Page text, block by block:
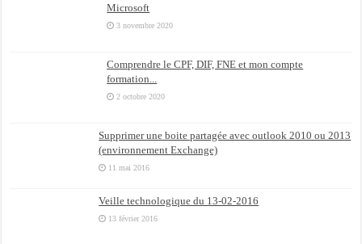
Microsoft
3 novembre 2020
Comprendre le CPF, DIF, FNE et mon compte
formation...
2 octobre 2020
Supprimer une boite partagée avec outlook 2010 ou 2013
(environnement Exchange)
11 mai 2016
Veille technologique du 13-02-2016
13 février 2016